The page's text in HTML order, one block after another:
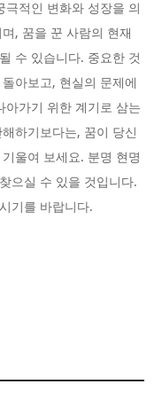
극적인 변화와 성장을 의
, 꿈을 꾼 사람의 현재
수 있습니다. 중요한 것
아보고, 현실의 문제에
아가기 위한 계기로 삼는
하기보다는, 꿈이 당신
울여 보세요. 분명 현명
으실 수 있을 것입니다.
기를 바랍니다.